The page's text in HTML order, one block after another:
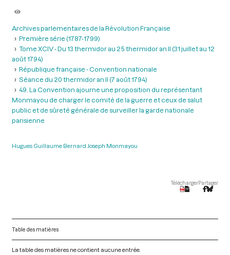
Archives parlementaires de la Révolution Française
Première série (1787-1799)
Tome XCIV - Du 13 thermidor au 25 thermidor an II (31 juillet au 12
août 1794)
République française - Convention nationale
Séance du 20 thermidor an II (7 août 1794)
49. La Convention ajourne une proposition du représentant
Monmayou de charger le comité de la guerre et ceux de salut
public et de sûreté générale de surveiller la garde nationale
parisienne
Hugues Guillaume Bernard Joseph Monmayou
TéléchargerPartager
Table des matières
La table des matières ne contient aucune entrée.